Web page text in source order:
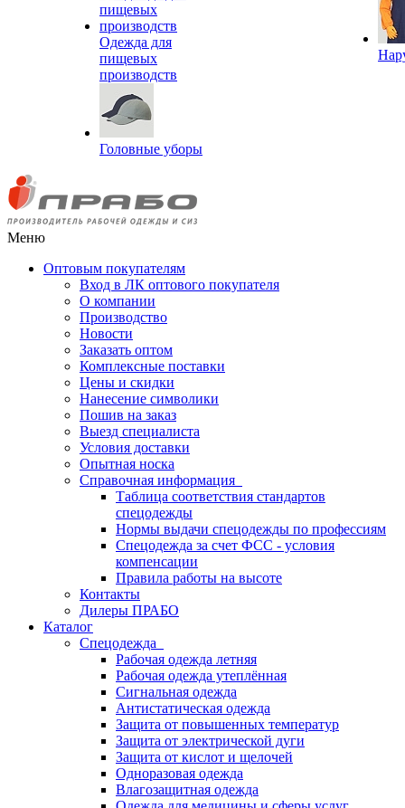
Одежда для
пищевых
производств
Головные уборы
Меню
Оптовым покупателям
Вход в ЛК оптового покупателя
О компании
Производство
Новости
Заказать оптом
Комплексные поставки
Цены и скидки
Нанесение символики
Пошив на заказ
Выезд специалиста
Условия доставки
Опытная носка
Справочная информация
Таблица соответствия стандартов
спецодежды
Нормы выдачи спецодежды по профессиям
Спецодежда за счет ФСС - условия
компенсации
Правила работы на высоте
Контакты
Дилеры ПРАБО
Каталог
Спецодежда
Рабочая одежда летняя
Рабочая одежда утеплённая
Сигнальная одежда
Антистатическая одежда
Защита от повышенных температур
Защита от электрической дуги
Защита от кислот и щелочей
Одноразовая одежда
Влагозащитная одежда